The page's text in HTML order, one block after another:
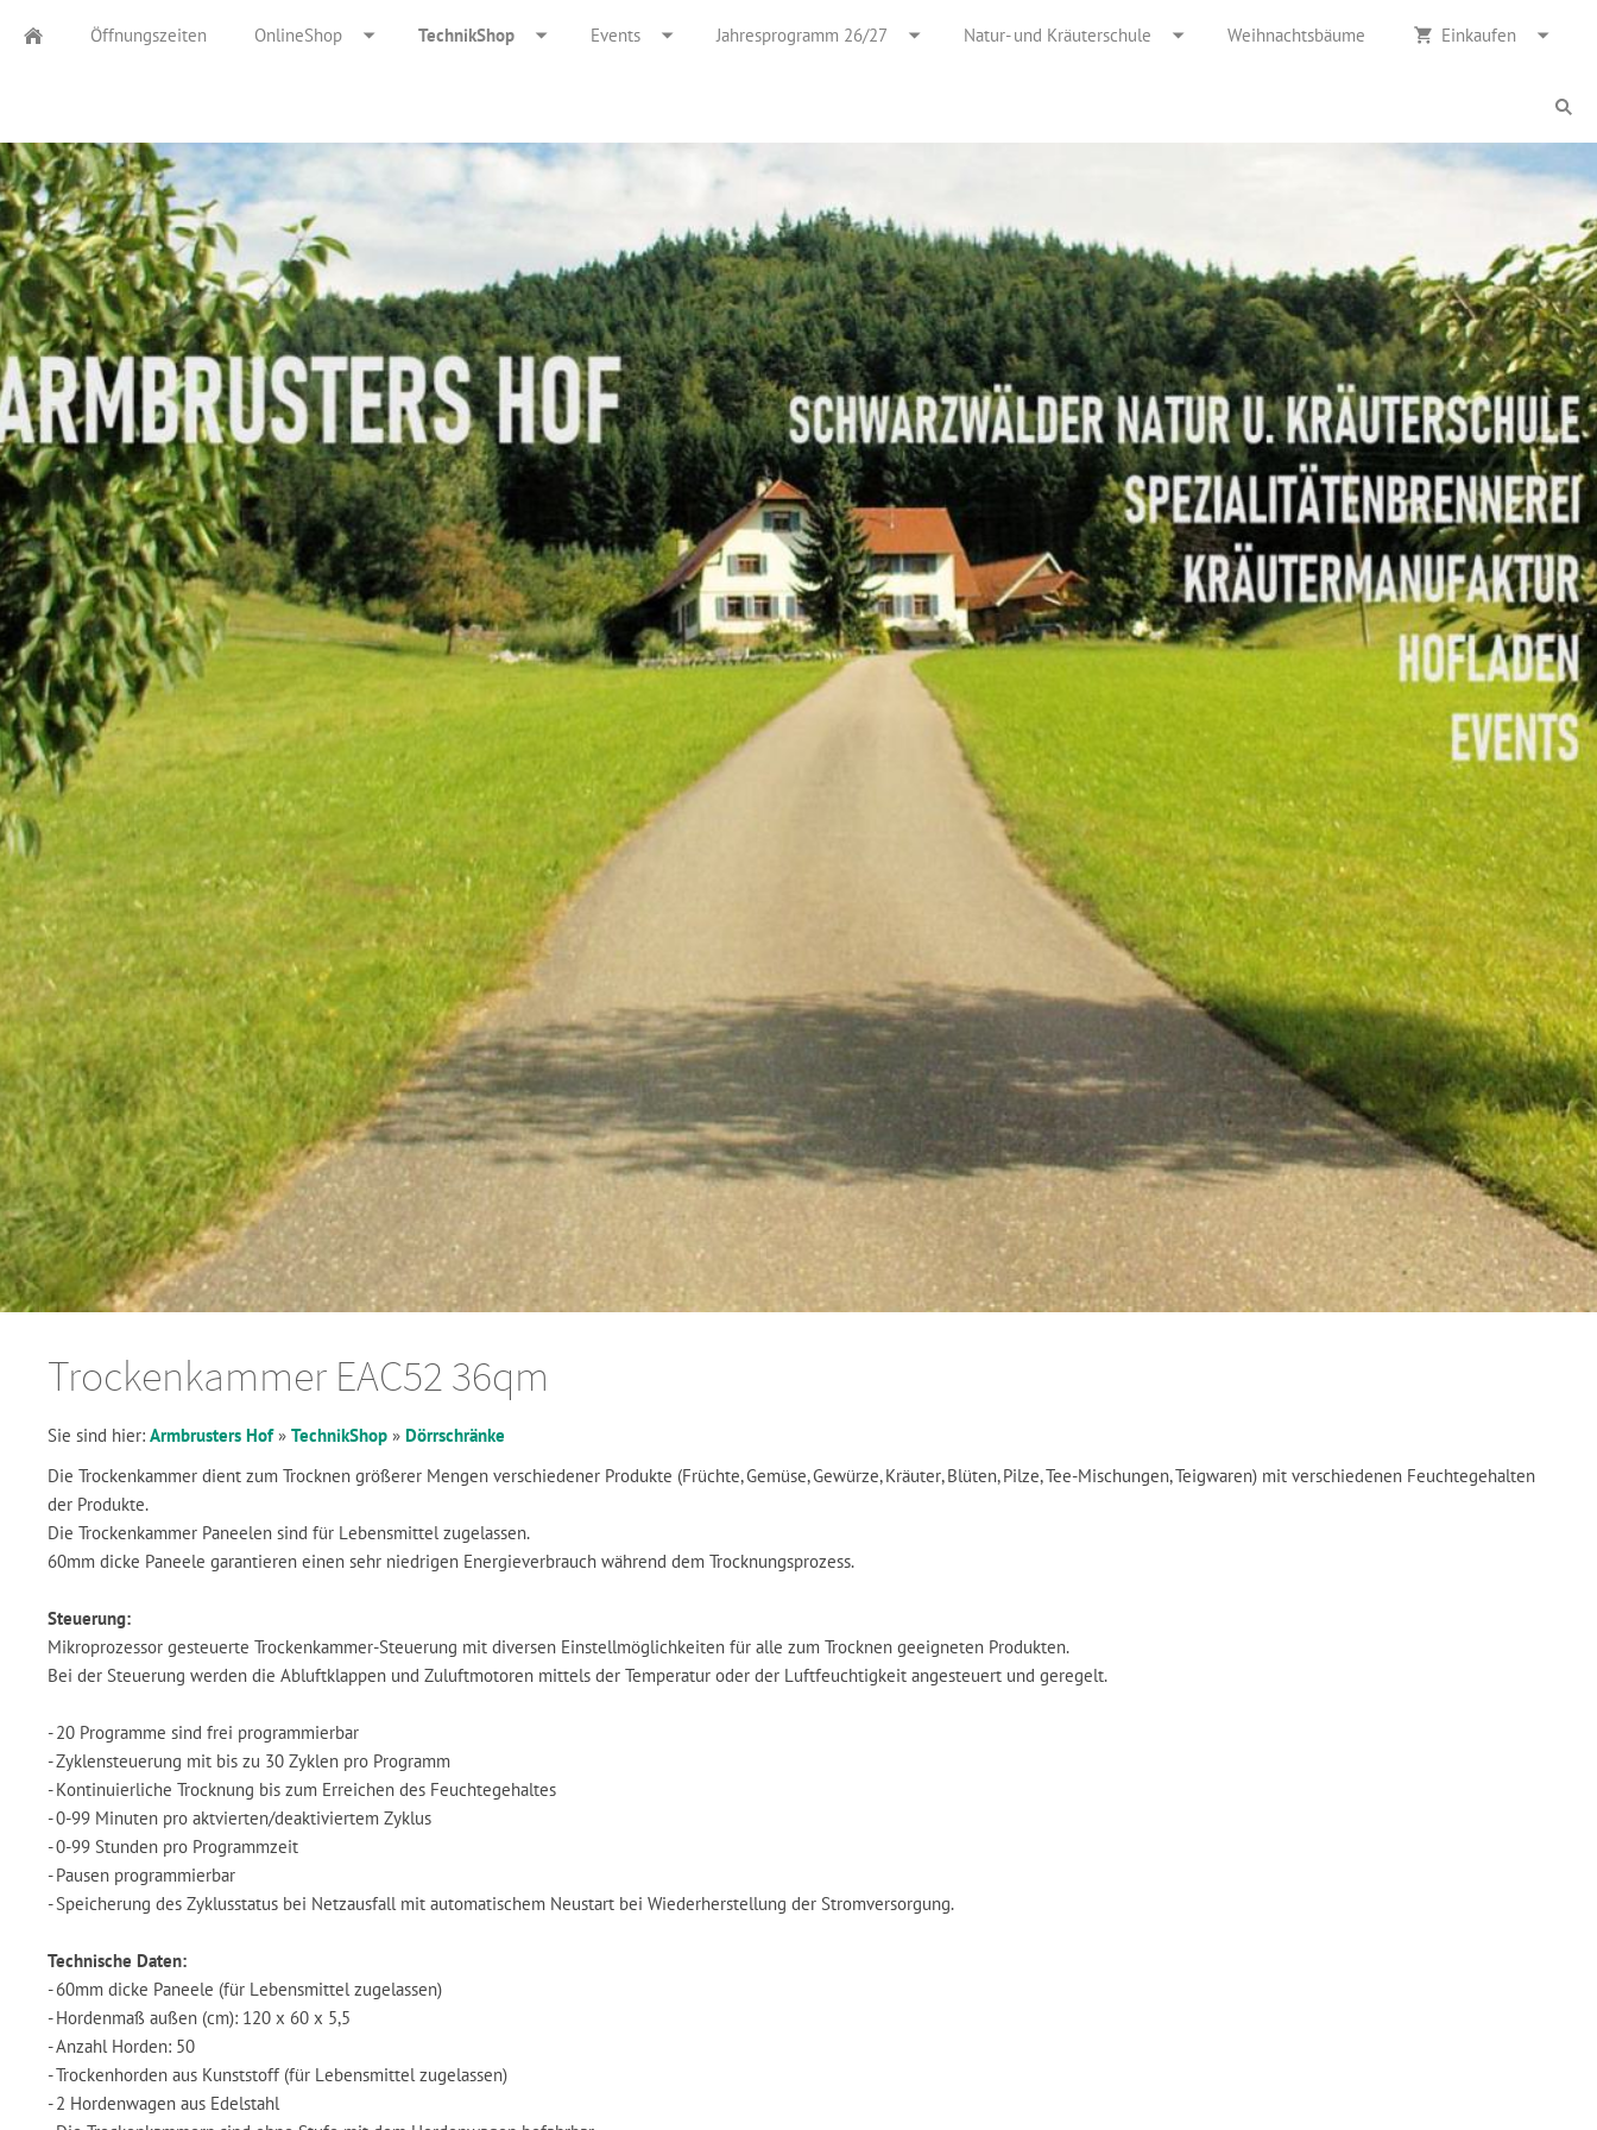
Öffnungszeiten OnlineShop TechnikShop Events Jahresprogramm 26/27 Natur- und Kräuterschule Weihnachtsbäume Einkaufen
Trockenkammer EAC52 36qm
Sie sind hier: Armbrusters Hof» TechnikShop » Dörrschränke
Die Trockenkammer dient zum Trocknen größerer Mengen verschiedener Produkte (Früchte, Gemüse, Gewürze, Kräuter, Blüten, Pilze, Tee-Mischungen, Teigwaren) mit verschiedenen Feuchtegehalten
der Produkte.
Die Trockenkammer Paneelen sind für Lebensmittel zugelassen.
60mm dicke Paneele garantieren einen sehr niedrigen Energieverbrauch während dem Trocknungsprozess.
Steuerung:
Mikroprozessor gesteuerte Trockenkammer-Steuerung mit diversen Einstellmöglichkeiten für alle zum Trocknen geeigneten Produkten.
Bei der Steuerung werden die Abluftklappen und Zuluftmotoren mittels der Temperatur oder der Luftfeuchtigkeit angesteuert und geregelt.
- 20 Programme sind frei programmierbar
- Zyklensteuerung mit bis zu 30 Zyklen pro Programm
- Kontinuierliche Trocknung bis zum Erreichen des Feuchtegehaltes
- 0-99 Minuten pro aktvierten/deaktiviertem Zyklus
- 0-99 Stunden pro Programmzeit
- Pausen programmierbar
- Speicherung des Zyklusstatus bei Netzausfall mit automatischem Neustart bei Wiederherstellung der Stromversorgung.
Technische Daten:
- 60mm dicke Paneele (für Lebensmittel zugelassen)
- Hordenmaß außen (cm): 120 x 60 x 5,5
- Anzahl Horden: 50
- Trockenhorden aus Kunststoff (für Lebensmittel zugelassen)
- 2 Hordenwagen aus Edelstahl